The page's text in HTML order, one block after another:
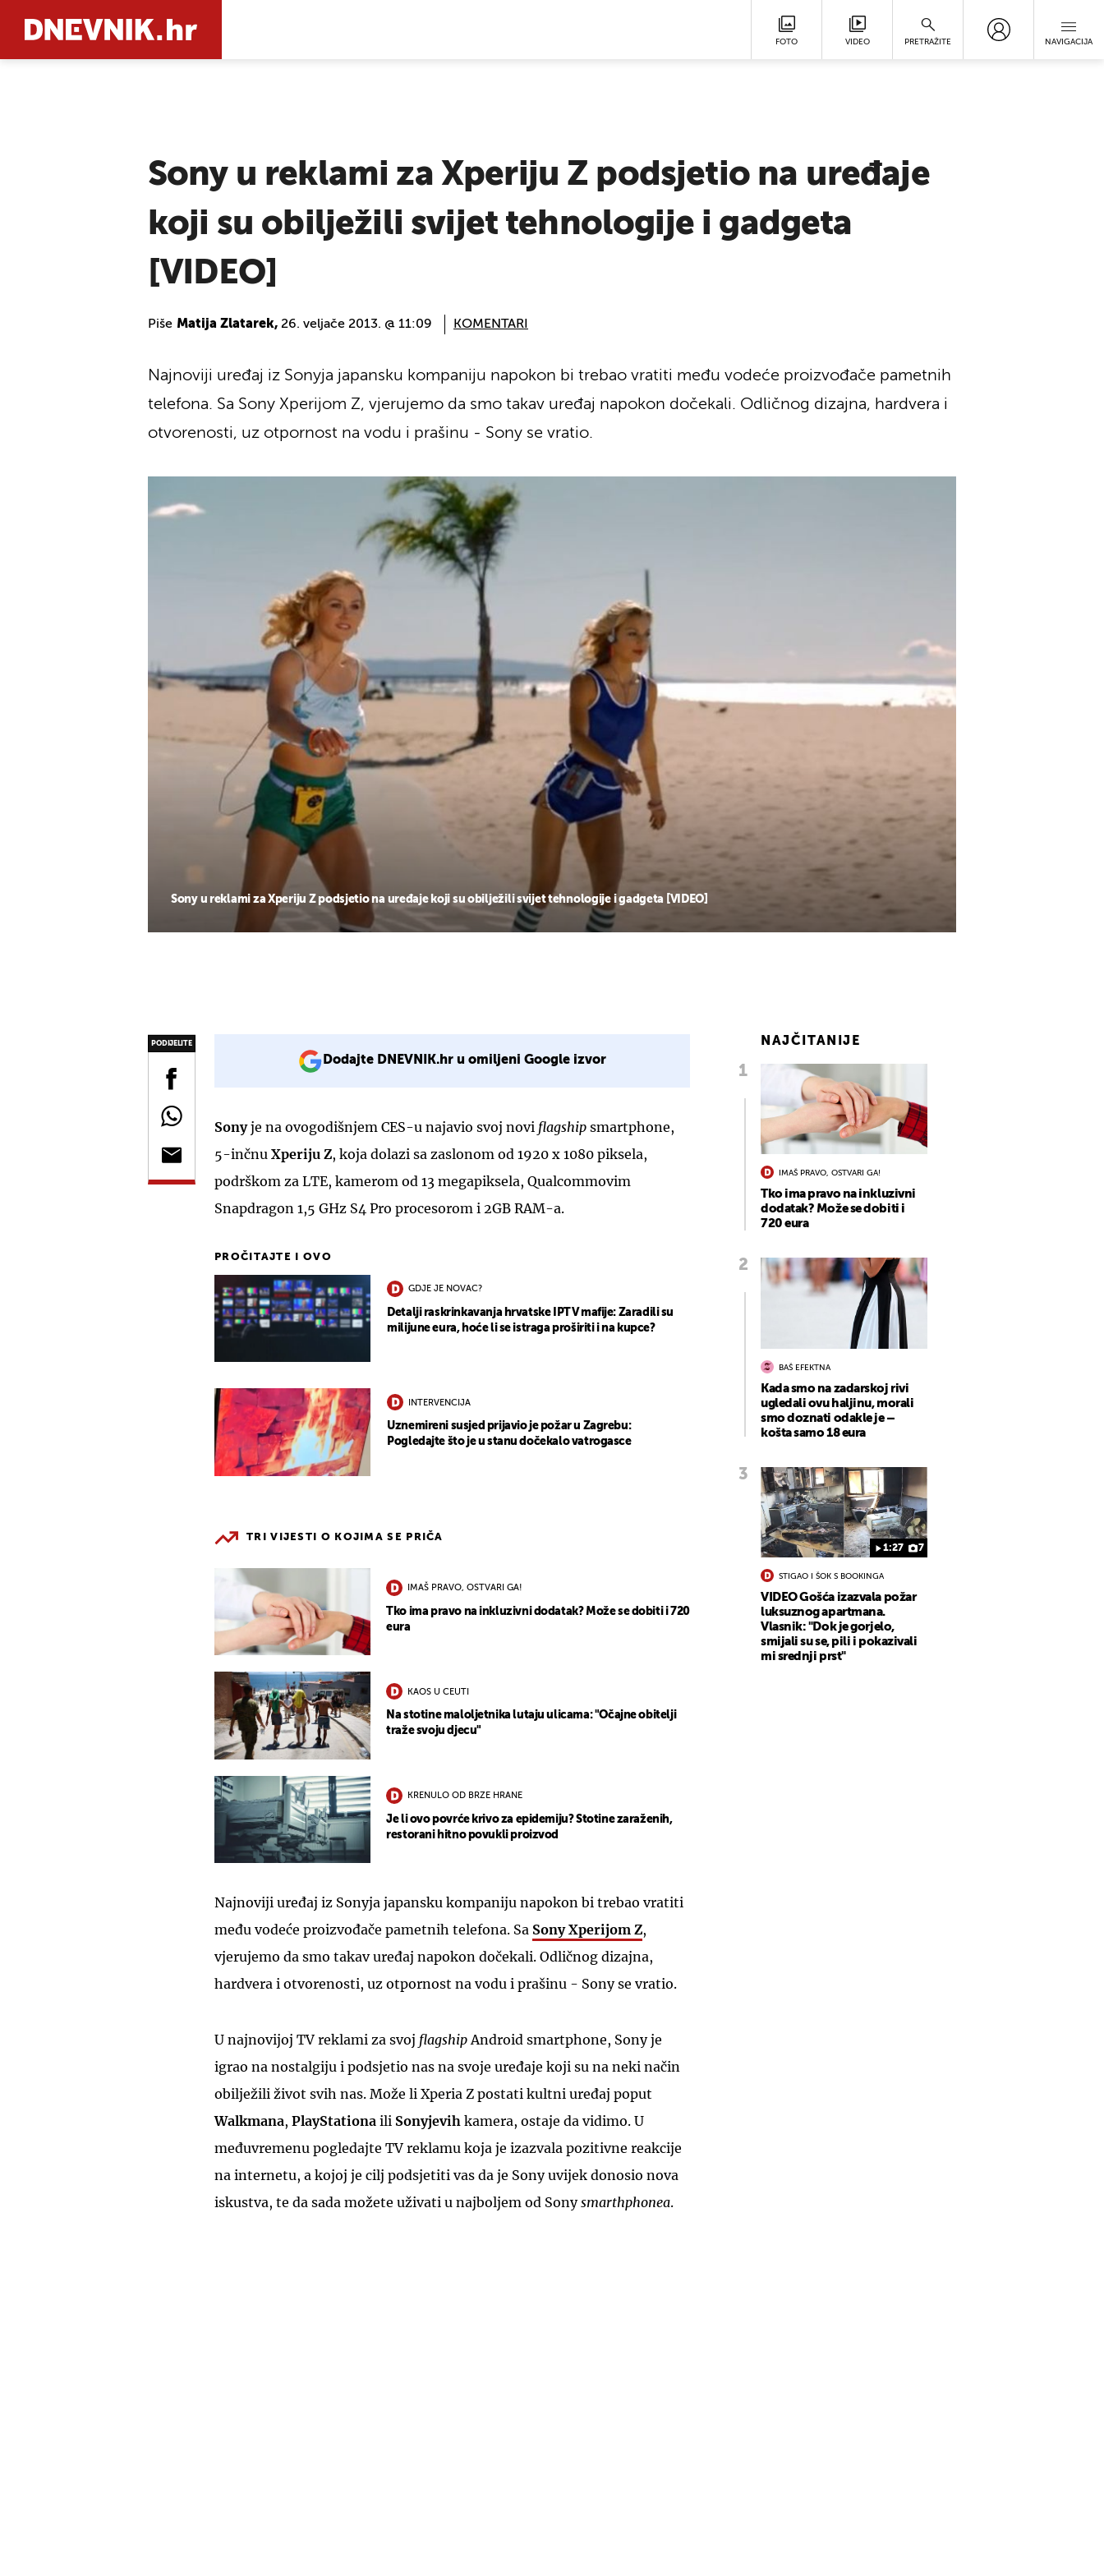
FOTO VIDEO PRETRAŽITE NAVIGACIJA
Sony u reklami za Xperiju Z podsjetio na uređaje
koji su obilježili svijet tehnologije i gadgeta
[VIDEO]
Piše Matija Zlatarek, 26. veljače 2013. @ 11:09 KOMENTARI
Sony u reklami za Xperiju Z podsjetio na uređaje koji su obilježili svijet tehnologije i gadgeta [VIDEO]
Najnoviji uređaj iz Sonyja japansku kompaniju napokon bi trebao vratiti među vodeće proizvođače pametnih
telefona. Sa Sony Xperijom Z, vjerujemo da smo takav uređaj napokon dočekali. Odličnog dizajna, hardvera i
otvorenosti, uz otpornost na vodu i prašinu - Sony se vratio.
PODIJELITE
Dodajte DNEVNIK.hr u omiljeni Google izvor
Sonyje na ovogodišnjem CES-u najavio svoj novi flagship smartphone,
5-inčnu Xperiju Z, koja dolazi sa zaslonom od 1920 x 1080 piksela,
podrškom za LTE, kamerom od 13 megapiksela, Qualcommovim
Snapdragon 1,5 GHz S4 Pro procesorom i 2GB RAM-a.
PROČITAJTE I OVO
GDJE JE NOVAC?
Detalji raskrinkavanja hrvatske IPTV mafije: Zaradili su
milijune eura, hoće li se istraga proširiti i na kupce?
INTERVENCIJA
Uznemireni susjed prijavio je požar u Zagrebu:
Pogledajte što je u stanu dočekalo vatrogasce
TRI VIJESTI O KOJIMA SE PRIČA
IMAŠ PRAVO, OSTVARI GA!
Tko ima pravo na inkluzivni dodatak? Može se dobiti i 720
eura
KAOS U CEUTI
Na stotine maloljetnika lutaju ulicama: "Očajne obitelji
traže svoju djecu"
KRENULO OD BRZE HRANE
Je li ovo povrće krivo za epidemiju? Stotine zaraženih,
restorani hitno povukli proizvod
Najnoviji uređaj iz Sonyja japansku kompaniju napokon bi trebao vratiti
među vodeće proizvođače pametnih telefona. Sa Sony Xperijom Z,
vjerujemo da smo takav uređaj napokon dočekali. Odličnog dizajna,
hardvera i otvorenosti, uz otpornost na vodu i prašinu - Sony se vratio.
U najnovijoj TV reklami za svoj flagshipAndroid smartphone, Sony je
igrao na nostalgiju i podsjetio nas na svoje uređaje koji su na neki način
obilježili život svih nas. Može li Xperia Z postati kultni uređaj poput
Walkmana, PlayStationa ili Sonyjevih kamera, ostaje da vidimo. U
međuvremenu pogledajte TV reklamu koja je izazvala pozitivne reakcije
na internetu, a kojoj je cilj podsjetiti vas da je Sony uvijek donosio nova
iskustva, te da sada možete uživati u najboljem od Sonysmarthphonea.
NAJČITANIJE
IMAŠ PRAVO, OSTVARI GA!
Tko ima pravo na inkluzivni
dodatak? Može se dobiti i
720 eura
BAŠ EFEKTNA
Kada smo na zadarskoj rivi
ugledali ovu haljinu, morali
smo doznati odakle je –
košta samo 18 eura
1:27 7
STIGAO I ŠOK S BOOKINGA
VIDEO Gošća izazvala požar
luksuznog apartmana.
Vlasnik: "Dok je gorjelo,
smijali su se, pili i pokazivali
mi srednji prst"
UKLJUČITE NOTIFIKACIJE